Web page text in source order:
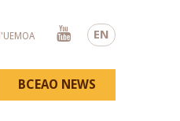
EN
Youtube
BCEAO NEWS